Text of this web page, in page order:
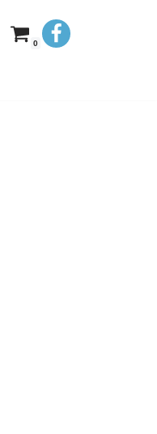
0